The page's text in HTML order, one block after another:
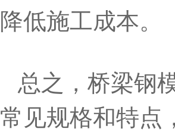
降低施工成本。
总之，桥梁钢
常见规格和特点